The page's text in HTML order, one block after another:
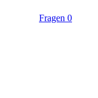
Fragen 0